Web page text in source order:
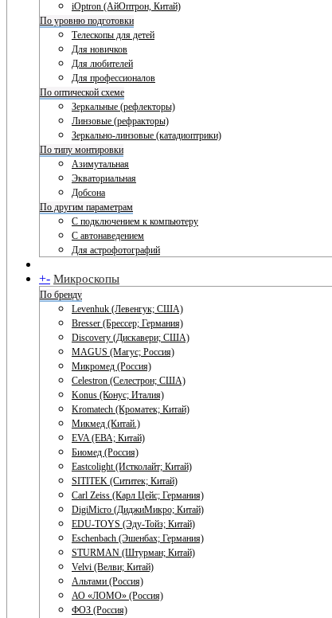
iOptron (АйОптрон, Китай)
По уровню подготовки
Телескопы для детей
Для новичков
Для любителей
Для профессионалов
По оптической схеме
Зеркальные (рефлекторы)
Линзовые (рефракторы)
Зеркально-линзовые (катадиоптрики)
По типу монтировки
Азимутальная
Экваториальная
Добсона
По другим параметрам
С подключением к компьютеру
С автонаведением
Для астрофотографий
+- Микроскопы
По бренду
Levenhuk (Левенгук; США)
Bresser (Брессер; Германия)
Discovery (Дискавери; США)
MAGUS (Магус; Россия)
Микромед (Россия)
Celestron (Селестрон; США)
Konus (Конус; Италия)
Kromatech (Кроматек; Китай)
Микмед (Китай.)
EVA (ЕВА; Китай)
Биомед (Россия)
Eastcolight (Истколайт; Китай)
SITITEK (Сититек; Китай)
Carl Zeiss (Карл Цейс; Германия)
DigiMicro (ДиджиМикро; Китай)
EDU-TOYS (Эду-Тойз; Китай)
Eschenbach (Эшенбах; Германия)
STURMAN (Штурман; Китай)
Velvi (Велви; Китай)
Альтами (Россия)
АО «ЛОМО» (Россия)
ФОЗ (Россия)